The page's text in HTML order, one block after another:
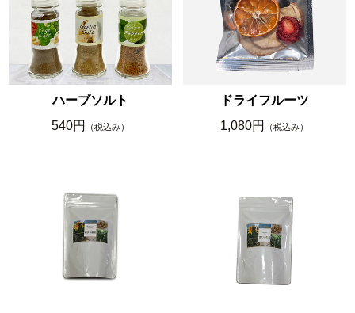
ハーブソルト
540円
（税込み）
ドライフルーツ
1,080円
（税込み）